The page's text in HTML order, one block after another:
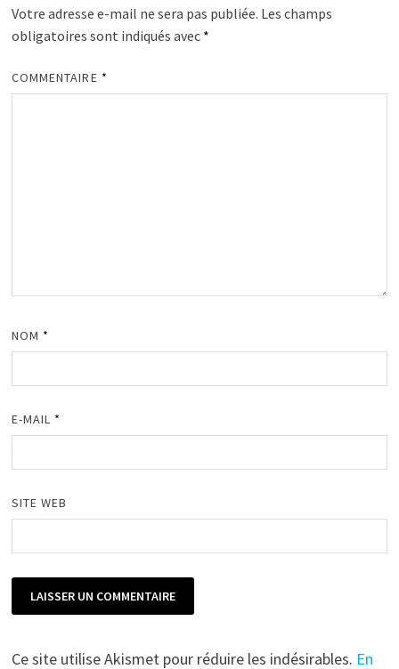
Votre adresse e-mail ne sera pas publiée. Les champs
obligatoires sont indiqués avec *
COMMENTAIRE *
NOM *
E-MAIL *
SITE WEB
Ce site utilise Akismet pour réduire les indésirables. En